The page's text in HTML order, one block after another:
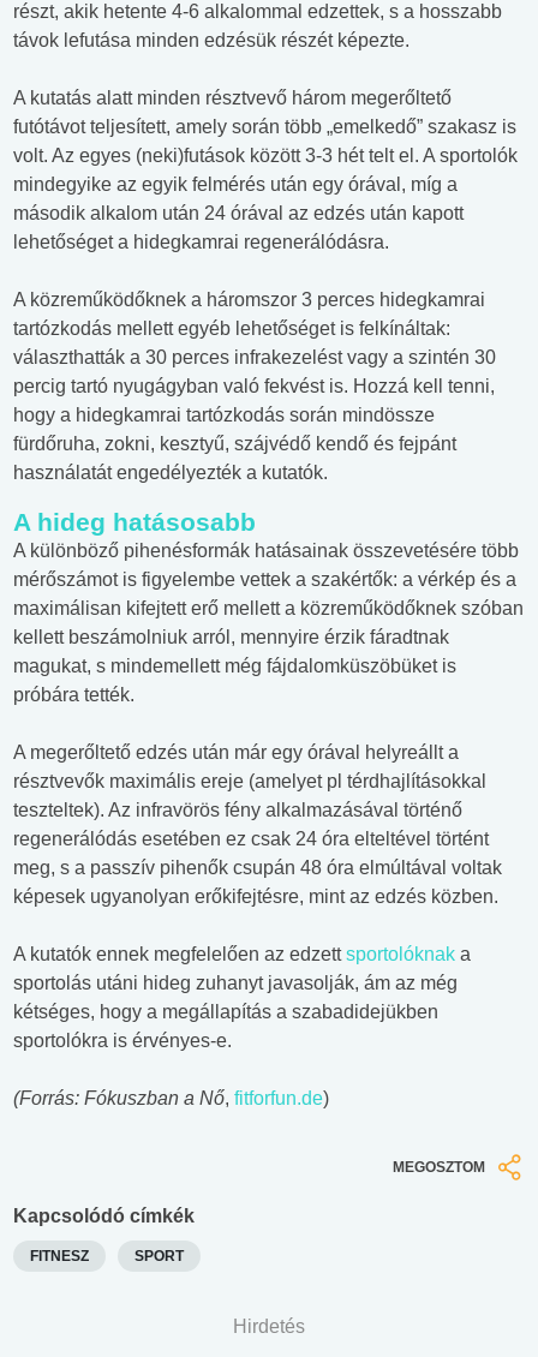
részt, akik hetente 4-6 alkalommal edzettek, s a hosszabb
távok lefutása minden edzésük részét képezte.
A kutatás alatt minden résztvevő három megerőltető
futótávot teljesített, amely során több „emelkedő” szakasz is
volt. Az egyes (neki)futások között 3-3 hét telt el. A sportolók
mindegyike az egyik felmérés után egy órával, míg a
második alkalom után 24 órával az edzés után kapott
lehetőséget a hidegkamrai regenerálódásra.
A közreműködőknek a háromszor 3 perces hidegkamrai
tartózkodás mellett egyéb lehetőséget is felkínáltak:
választhatták a 30 perces infrakezelést vagy a szintén 30
percig tartó nyugágyban való fekvést is. Hozzá kell tenni,
hogy a hidegkamrai tartózkodás során mindössze
fürdőruha, zokni, kesztyű, szájvédő kendő és fejpánt
használatát engedélyezték a kutatók.
A hideg hatásosabb
A különböző pihenésformák hatásainak összevetésére több
mérőszámot is figyelembe vettek a szakértők: a vérkép és a
maximálisan kifejtett erő mellett a közreműködőknek szóban
kellett beszámolniuk arról, mennyire érzik fáradtnak
magukat, s mindemellett még fájdalomküszöbüket is
próbára tették.
A megerőltető edzés után már egy órával helyreállt a
résztvevők maximális ereje (amelyet pl térdhajlításokkal
teszteltek). Az infravörös fény alkalmazásával történő
regenerálódás esetében ez csak 24 óra elteltével történt
meg, s a passzív pihenők csupán 48 óra elmúltával voltak
képesek ugyanolyan erőkifejtésre, mint az edzés közben.
A kutatók ennek megfelelően az edzettsportolóknak a
sportolás utáni hideg zuhanyt javasolják, ám az még
kétséges, hogy a megállapítás a szabadidejükben
sportolókra is érvényes-e.
(Forrás: Fókuszban a Nő, fitforfun.de)
MEGOSZTOM
Kapcsolódó címkék
FITNESZ SPORT
Hirdetés